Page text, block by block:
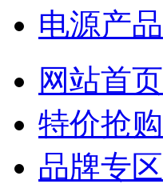
电源产品
网站首页
特价抢购
品牌专区